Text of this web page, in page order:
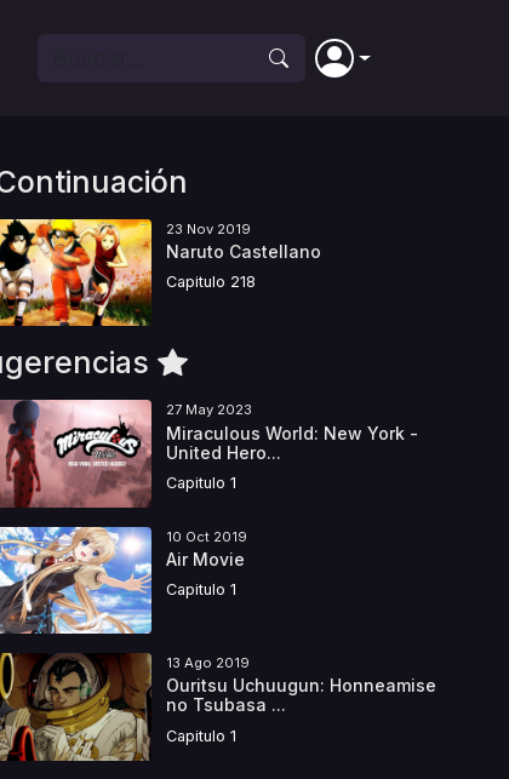
23 Nov 2019
Naruto Castellano
Capitulo 218
27 May 2023
Miraculous World: New York -
United Hero...
Capitulo 1
10 Oct 2019
Air Movie
Capitulo 1
13 Ago 2019
Ouritsu Uchuugun: Honneamise
no Tsubasa ...
Capitulo 1